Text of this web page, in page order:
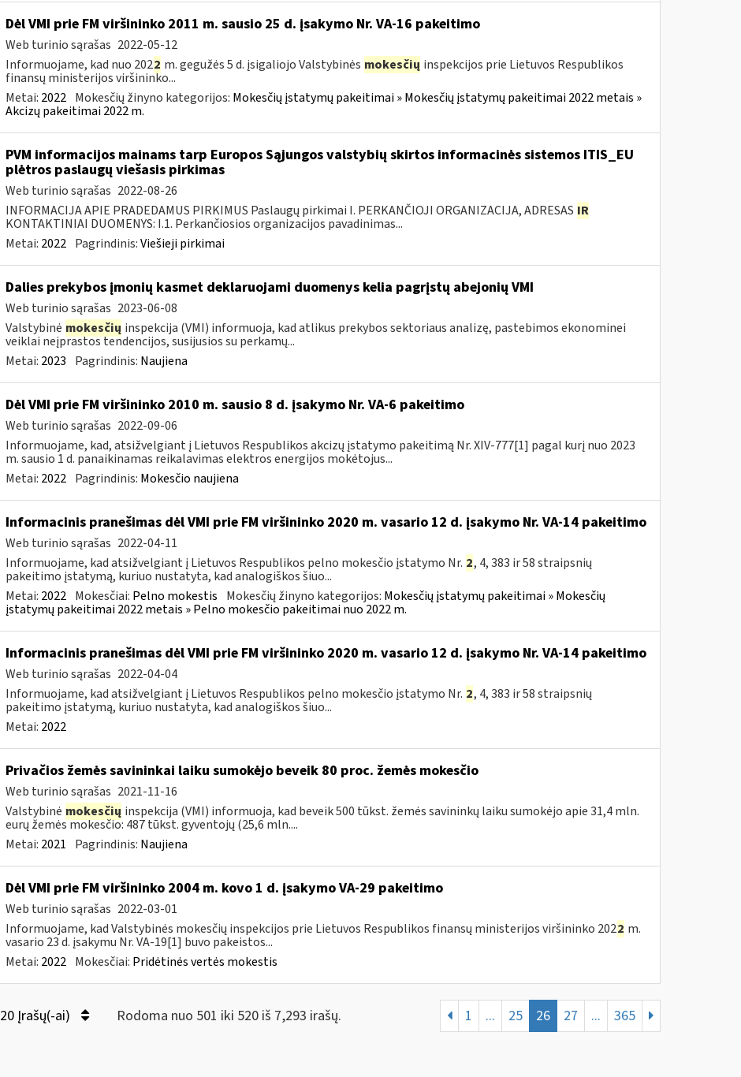
Dėl VMI prie FM viršininko 2011 m. sausio 25 d. įsakymo Nr. VA-16 pakeitimo
Web turinio sąrašas 2022-05-12
Informuojame, kad nuo 2022 m. gegužės 5 d. įsigaliojo Valstybinės mokesčių inspekcijos prie Lietuvos Respublikos
finansų ministerijos viršininko...
Metai: 2022 Mokesčių žinyno kategorijos: Mokesčių įstatymų pakeitimai » Mokesčių įstatymų pakeitimai 2022 metais »
Akcizų pakeitimai 2022 m.
PVM informacijos mainams tarp Europos Sąjungos valstybių skirtos informacinės sistemos ITIS_EU
plėtros paslaugų viešasis pirkimas
Web turinio sąrašas 2022-08-26
INFORMACIJA APIE PRADEDAMUS PIRKIMUS Paslaugų pirkimai I. PERKANČIOJI ORGANIZACIJA, ADRESAS IR
KONTAKTINIAI DUOMENYS: I.1. Perkančiosios organizacijos pavadinimas...
Metai: 2022 Pagrindinis:Viešieji pirkimai
Dalies prekybos įmonių kasmet deklaruojami duomenys kelia pagrįstų abejonių VMI
Web turinio sąrašas 2023-06-08
Valstybinė mokesčių inspekcija (VMI) informuoja, kad atlikus prekybos sektoriaus analizę, pastebimos ekonominei
veiklai neįprastos tendencijos, susijusios su perkamų...
Metai: 2023 Pagrindinis: Naujiena
Dėl VMI prie FM viršininko 2010 m. sausio 8 d. įsakymo Nr. VA-6 pakeitimo
Web turinio sąrašas 2022-09-06
Informuojame, kad, atsižvelgiant į Lietuvos Respublikos akcizų įstatymo pakeitimą Nr. XIV-777[1] pagal kurį nuo 2023
m. sausio 1 d. panaikinamas reikalavimas elektros energijos mokėtojus...
Metai: 2022 Pagrindinis: Mokesčio naujiena
Informacinis pranešimas dėl VMI prie FM viršininko 2020 m. vasario 12 d. įsakymo Nr. VA-14 pakeitimo
Web turinio sąrašas 2022-04-11
Informuojame, kad atsižvelgiant į Lietuvos Respublikos pelno mokesčio įstatymo Nr. 2, 4, 383 ir 58 straipsnių
pakeitimo įstatymą, kuriuo nustatyta, kad analogiškos šiuo...
Metai: 2022 Mokesčiai: Pelno mokestis Mokesčių žinyno kategorijos: Mokesčių įstatymų pakeitimai » Mokesčių
įstatymų pakeitimai 2022 metais » Pelno mokesčio pakeitimai nuo 2022 m.
Informacinis pranešimas dėl VMI prie FM viršininko 2020 m. vasario 12 d. įsakymo Nr. VA-14 pakeitimo
Web turinio sąrašas 2022-04-04
Informuojame, kad atsižvelgiant į Lietuvos Respublikos pelno mokesčio įstatymo Nr. 2, 4, 383 ir 58 straipsnių
pakeitimo įstatymą, kuriuo nustatyta, kad analogiškos šiuo...
Metai: 2022
Privačios žemės savininkai laiku sumokėjo beveik 80 proc. žemės mokesčio
Web turinio sąrašas 2021-11-16
Valstybinė mokesčių inspekcija (VMI) informuoja, kad beveik 500 tūkst. žemės savininkų laiku sumokėjo apie 31,4 mln.
eurų žemės mokesčio: 487 tūkst. gyventojų (25,6 mln....
Metai: 2021 Pagrindinis: Naujiena
Dėl VMI prie FM viršininko 2004 m. kovo 1 d. įsakymo VA-29 pakeitimo
Web turinio sąrašas 2022-03-01
Informuojame, kad Valstybinės mokesčių inspekcijos prie Lietuvos Respublikos finansų ministerijos viršininko 2022 m.
vasario 23 d. įsakymu Nr. VA-19[1] buvo pakeistos...
Metai: 2022 Mokesčiai: Pridėtinės vertės mokestis
20 Įrašų(-ai) Rodoma nuo 501 iki 520 iš 7,293 irašų. 1 ... 25 26 27 ... 365